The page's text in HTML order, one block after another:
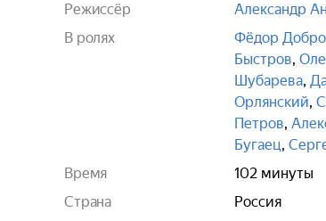
Режиссёр
Александр
В ролях
Фёдор
Быстров,
Шубарева,
Орлянский,
Петров,
Бугаец,
Время
102 минуты
Страна
Россия